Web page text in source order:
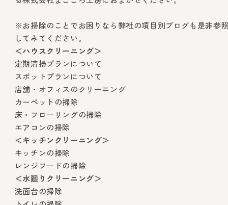
※お掃除のことでお困りなら弊社の項目別ブログも是非参
してみてください。
＜ハウスクリーニング＞
定期清掃プランについて
スポットプランについて
店舗・オフィスのクリーニング
カーペットの掃除
床・フローリングの掃除
エアコンの掃除
＜キッチンクリーニング＞
キッチンの掃除
レンジフードの掃除
＜水廻りクリーニング＞
洗面台の掃除